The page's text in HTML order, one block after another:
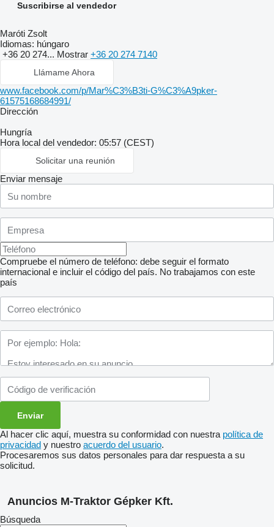
Suscribirse al vendedor
Maróti Zsolt
Idiomas: húngaro
+36 20 274... Mostrar +36 20 274 7140
Llámame Ahora
www.facebook.com/p/Mar%C3%B3ti-G%C3%A9pker-
61575168684991/
Dirección
Hungría
Hora local del vendedor: 05:57 (CEST)
Solicitar una reunión
Enviar mensaje
Compruebe el número de teléfono: debe seguir el formato
internacional e incluir el código del país. No trabajamos con este
país
Al hacer clic aquí, muestra su conformidad con nuestra política de
privacidad y nuestro acuerdo del usuario.
Procesaremos sus datos personales para dar respuesta a su
solicitud.
Anuncios M-Traktor Gépker Kft.
Búsqueda